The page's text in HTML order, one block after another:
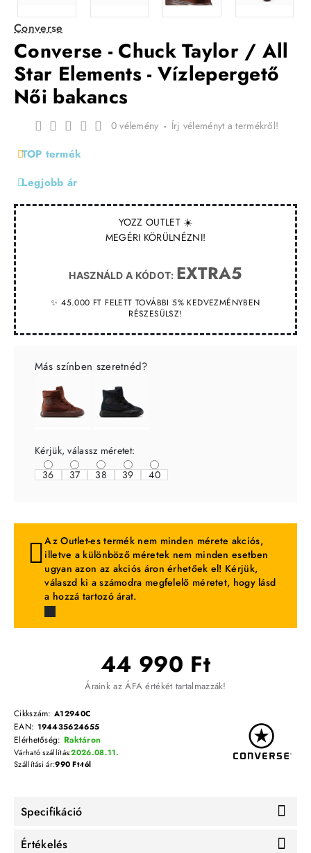
Converse
Converse - Chuck Taylor / All
Star Elements - Vízlepergető
Női bakancs
YOZZ OUTLET ☀️
MEGÉRI KÖRÜLNÉZNI!
HASZNÁLD A KÓDOT: EXTRA5
✨ 45.000 FT FELETT TOVÁBBI 5% KEDVEZMÉNYBEN
RÉSZESÜLSZ!
TOP termék
Legjobb ár
0 vélemény - Írj véleményt a termékről!
44 990 Ft
Áraink az ÁFA értékét tartalmazzák!
Cikkszám: A12940C
EAN: 194435624655
Elérhetőség: Raktáron
Várható szállítás:2026.08.11.
Szállítási ár:990 Ft-tól
Más színben szeretnéd?
Kérjük, válassz méretet:
36
37 38 39 40
Az Outlet-es termék nem minden mérete akciós,
illetve a különböző méretek nem minden esetben
ugyan azon az akciós áron érhetőek el! Kérjük,
válaszd ki a számodra megfelelő méretet, hogy lásd
a hozzá tartozó árat.
Specifikáció
Értékelés